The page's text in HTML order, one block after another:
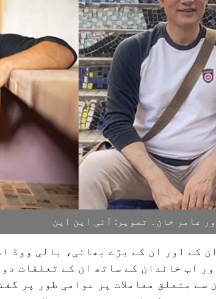
عامر خان۔ تصویر: آئی این این
کے اور ان کے بڑے بھائی، بالی ووڈ
اب خاندان کے ساتھ ان کے تعلقات
سے متعلق معاملات پر عوامی طور پر